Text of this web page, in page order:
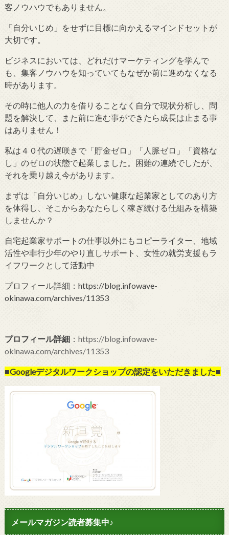
客ノウハウでもありません。
「自分いじめ」をせずに目標に向かえるマインドセットが
大切です。
ビジネスにおいては、どれだけマーケティングを学んで
も、集客ノウハウを知っていてもなぜか前に進めなくなる
時があります。
その時に他人の力を借りることなく自分で現状分析し、問
題を解決して、また前に進む事ができたら成長は止まる事
はありません！
私は４０代の遅咲きで「貯金ゼロ」「人脈ゼロ」「資格な
し」のゼロの状態で起業しました。困難の連続でしたが、
それを乗り越え今があります。
まずは「自分いじめ」しない健康な起業家としてのあり方
を体得し、そこからあなたらしく稼ぎ続ける仕組みを構築
しませんか？
自宅起業家サポートの仕事以外にもコピーライター、地域
活性や非行少年のやり直しサポート、女性の就労支援もラ
イフワークとして活動中
プロフィール詳細：https://blog.infowave-
okinawa.com/archives/11353
プロフィール詳細： https://blog.infowave-
okinawa.com/archives/11353
■Googleデジタルワークショップの認定をいただきました■
メールマガジン読者募集中♪